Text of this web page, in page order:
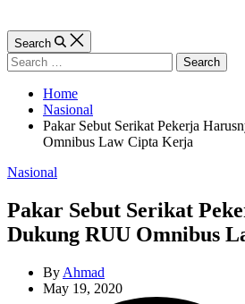
Search
Search
for:
Home
Nasional
Pakar Sebut Serikat Pekerja
Omnibus Law Cipta Kerja
Categories
Nasional
Pakar Sebut Serikat
Dukung RUU Omnibus
By Ahmad
May 19, 2020